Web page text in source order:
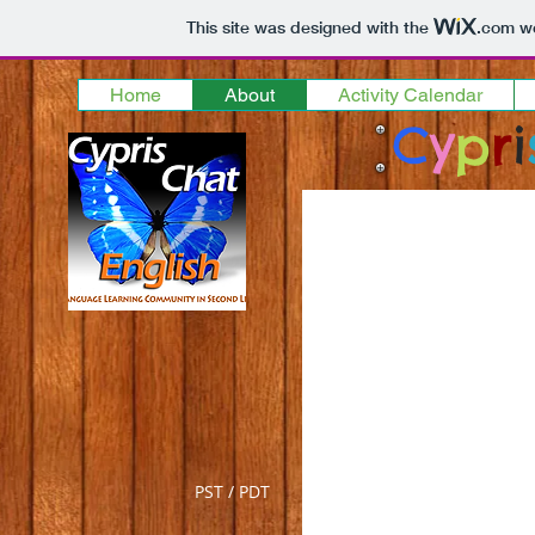
This site was designed with the .com
Home About Activity Calendar
Cypri
PST / PDT